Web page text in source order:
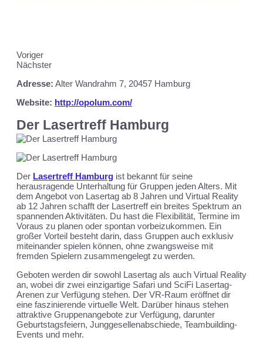
Voriger
Nächster
Adresse: Alter Wandrahm 7, 20457 Hamburg
Website: http://opolum.com/
Der Lasertreff Hamburg
Der Lasertreff Hamburg ist bekannt für seine
herausragende Unterhaltung für Gruppen jeden Alters. Mit
dem Angebot von Lasertag ab 8 Jahren und Virtual Reality
ab 12 Jahren schafft der Lasertreff ein breites Spektrum an
spannenden Aktivitäten. Du hast die Flexibilität, Termine im
Voraus zu planen oder spontan vorbeizukommen. Ein
großer Vorteil besteht darin, dass Gruppen auch exklusiv
miteinander spielen können, ohne zwangsweise mit
fremden Spielern zusammengelegt zu werden.
Geboten werden dir sowohl Lasertag als auch Virtual Reality
an, wobei dir zwei einzigartige Safari und SciFi Lasertag-
Arenen zur Verfügung stehen. Der VR-Raum eröffnet dir
eine faszinierende virtuelle Welt. Darüber hinaus stehen
attraktive Gruppenangebote zur Verfügung, darunter
Geburtstagsfeiern, Junggesellenabschiede, Teambuilding-
Events und mehr.